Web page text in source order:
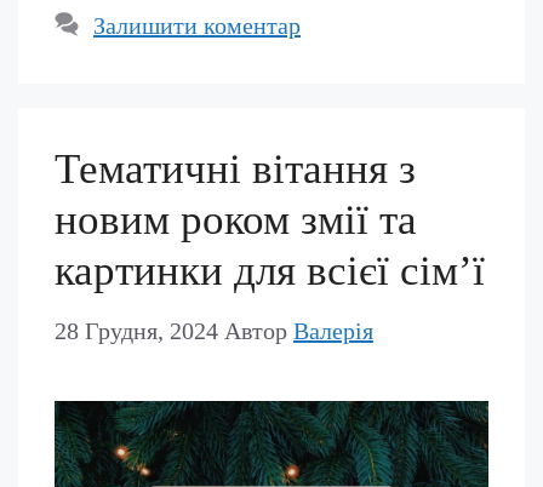
Залишити коментар
Тематичні вітання з
новим роком змії та
картинки для всієї сімʼї
28 Грудня, 2024 Автор Валерія